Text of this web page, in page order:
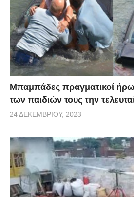
Μπαμπάδες πραγματικοί
των παιδιών τους την
24 ΔΕΚΕΜΒΡΊΟΥ, 2023